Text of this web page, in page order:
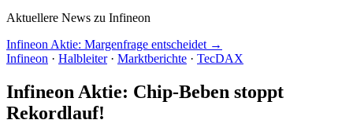
Aktuellere News zu Infineon
Infineon Aktie: Margenfrage entscheidet →
Infineon · Halbleiter · Marktberichte · TecDAX
Infineon Aktie: Chip-Beben stoppt
Rekordlauf!